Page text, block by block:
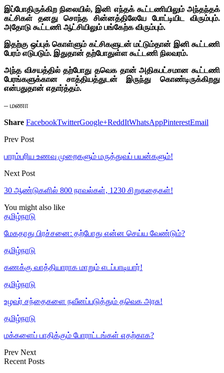
இப்போதிருக்கிற நிலையில், இனி எந்தக் கூட்டணியிலும் அந்தந்தக்
கட்சிகள் தனது சொந்த சின்னத்திலேயே போட்டியிட விரும்பும்.
அதோடு கூட்டணி ஆட்சியிலும் பங்கேற்க விரும்பும்.
இதற்கு ஒப்புக் கொள்ளும் கட்சிகளுடன் மட்டும்தான் இனி கூட்டணி
பேரம் எடுபடும். இதுதான் தற்போதுள்ள கூட்டணி நிலவரம்.
அந்த விசயத்தில் தற்போது தவெக தான் அதிகபட்சமான கூட்டணி
பேரங்களுக்கான சாத்தியத்துடன் இருந்து கொண்டிருக்கிறது
என்பதுதான் எதார்த்தம்.
– மணா
Share FacebookTwitterGoogle+ReddItWhatsAppPinterestEmail
Prev Post
பாரம்பரிய உணவு முறைகளும் மருத்துவப் பயன்களும்!
Next Post
30 ஆண்டுகளில் 800 நாவல்கள், 1230 சிறுகதைகள்!
You might also like
தமிழ்நாடு
மேகதாது பிரச்சனை: தற்போது என்ன செய்ய வேண்டும்?
தமிழ்நாடு
கணக்கு வாத்தியாராக மாறும் எடப்பாடியார்!
தமிழ்நாடு
உழவர் சந்தைகளை நவீனப்படுத்தும் தவெக அரசு!
தமிழ்நாடு
மக்களைப் பாதிக்கும் போராட்டங்கள் எதற்காக?
Prev Next
Recent Posts